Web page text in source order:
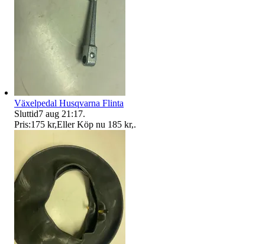
Växelpedal Husqvarna Flinta
Sluttid7 aug 21:17.
Pris:175 kr,Eller Köp nu 185 kr,.